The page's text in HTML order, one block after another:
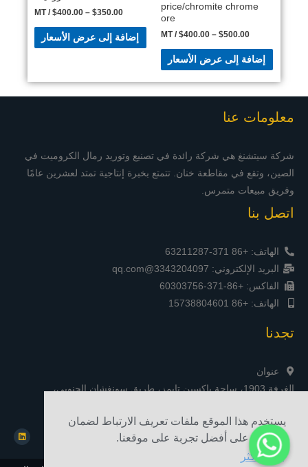
يستخدم هذا الموقع ملفات تعريف الارتباط لضمان
حصولك على أفضل تجربة على موقعنا.
يتعلم أكثر
price/chromite chrome
ore
$500.00
–
$400.00
/ MT
إضافة إلى عرض الأسعار
$350.00
–
$400.00
/ MT
إضافة إلى عرض الأسعار
معلومات عنا
شركة سيتشنغ هي شركة رائدة في تصنيع وتوريد رمال الكروميت في
الصين، وتقع في مقاطعة خنان. تتمتع بخبرة إنتاجية تمتد لعشرين عامًا
وفريق مبيعات متمرس.
اتصل بنا
الهاتف: +86 371-63211287
البريد الإلكتروني: 3343204097@qq.com
الفاكس: +86-371-60303756
الهاتف: +86 15738804601
تجدنا
عنوان
الغرفة 1903، ساحة ياكسين تايمز، طريق سونغشان الجنوبي،